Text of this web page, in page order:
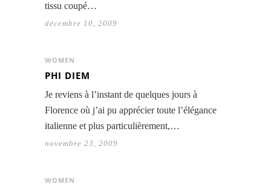
tissu coupé…
décembre 10, 2009
WOMEN
PHI DIEM
Je reviens à l’instant de quelques jours à
Florence où j’ai pu apprécier toute l’élégance
italienne et plus particulièrement,…
novembre 23, 2009
WOMEN